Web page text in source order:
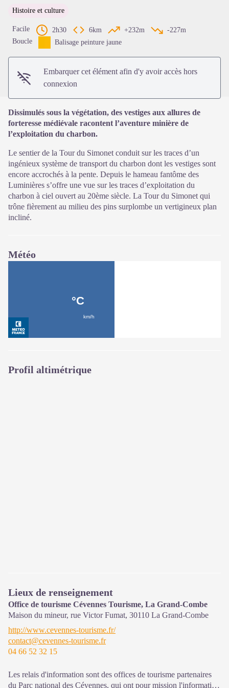
Histoire et culture
Facile 2h30 6km +232m
-227m
Boucle
Balisage peinture jaune
Embarquer cet élément afin d'y avoir accès hors
connexion
Dissimulés sous la végétation, des vestiges aux allures de
forteresse médiévale racontent l’aventure minière de
l’exploitation du charbon.
Le sentier de la Tour du Simonet conduit sur les traces d’un
ingénieux système de transport du charbon dont les vestiges sont
encore accrochés à la pente. Depuis le hameau fantôme des
Luminières s’offre une vue sur les traces d’exploitation du
charbon à ciel ouvert au 20ème siècle. La Tour du Simonet qui
trône fièrement au milieu des pins surplombe un vertigineux plan
incliné.
Météo
Profil altimétrique
Lieux de renseignement
Office de tourisme Cévennes Tourisme, La Grand-Combe
Maison du mineur, rue Victor Fumat, 30110 La Grand-Combe
http://www.cevennes-tourisme.fr/
contact@cevennes-tourisme.fr
04 66 52 32 15
Les relais d'information sont des offices de tourisme partenaires
du Parc national des Cévennes, qui ont pour mission l'information